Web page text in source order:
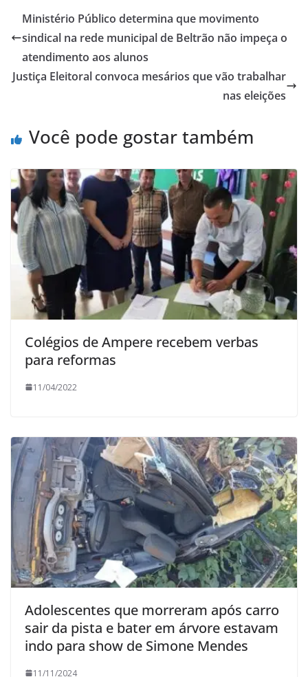
Ministério Público determina que movimento
sindical na rede municipal de Beltrão não impeça o
atendimento aos alunos
Justiça Eleitoral convoca mesários que vão trabalhar
nas eleições
Você pode gostar também
Colégios de Ampere recebem verbas
para reformas
11/04/2022
Adolescentes que morreram após carro
sair da pista e bater em árvore estavam
indo para show de Simone Mendes
11/11/2024